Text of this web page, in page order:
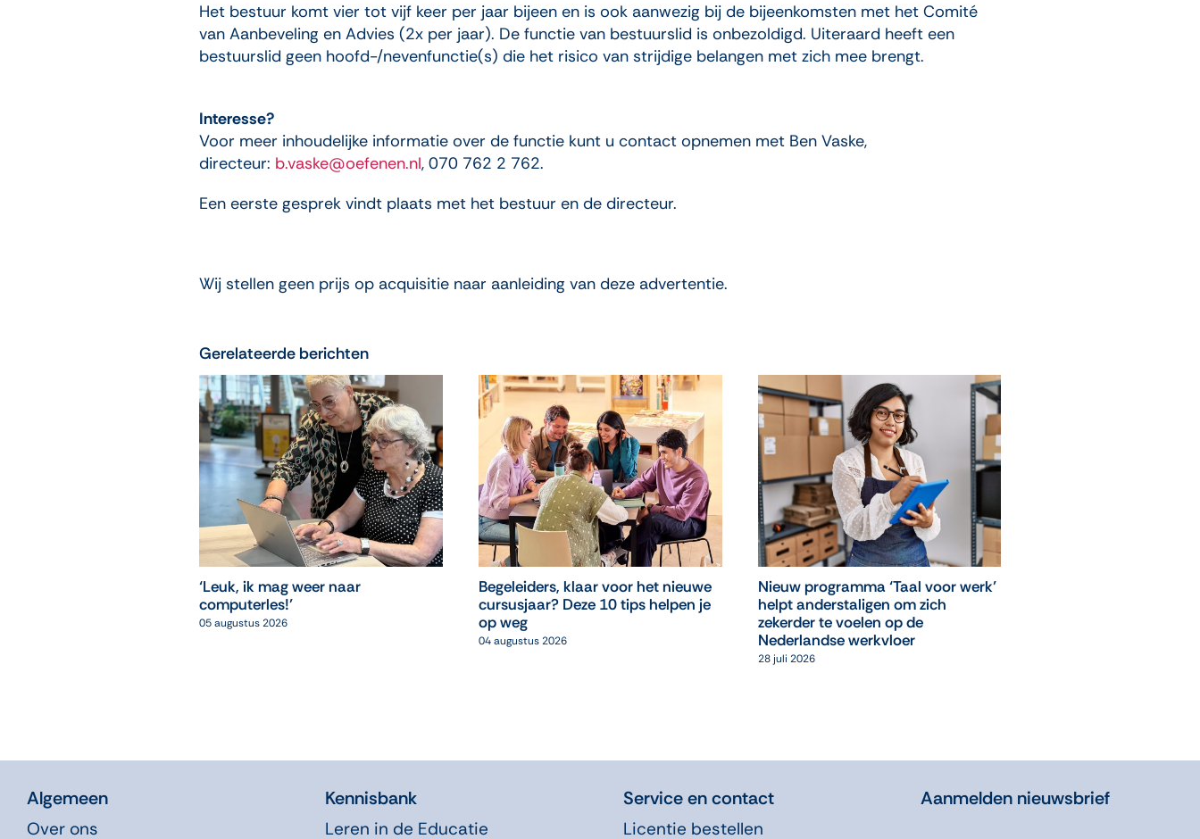
Het bestuur komt vier tot vijf keer per jaar bijeen en is ook aanwezig bij de bijeenkomsten met het Comité
van Aanbeveling en Advies (2x per jaar). De functie van bestuurslid is onbezoldigd. Uiteraard heeft een
bestuurslid geen hoofd-/nevenfunctie(s) die het risico van strijdige belangen met zich mee brengt.
Interesse?
Voor meer inhoudelijke informatie over de functie kunt u contact opnemen met Ben Vaske,
directeur: b.vaske@oefenen.nl, 070 762 2 762.
Een eerste gesprek vindt plaats met het bestuur en de directeur.
Wij stellen geen prijs op acquisitie naar aanleiding van deze advertentie.
Gerelateerde berichten
‘Leuk, ik mag weer naar
computerles!’
05 augustus 2026
Begeleiders, klaar voor het nieuwe
cursusjaar? Deze 10 tips helpen je
op weg
04 augustus 2026
Nieuw programma ‘Taal voor werk’
helpt anderstaligen om zich
zekerder te voelen op de
Nederlandse werkvloer
28 juli 2026
Algemeen
Over ons
Kennisbank
Leren in de Educatie
Service en contact
Licentie bestellen
Aanmelden nieuwsbrief